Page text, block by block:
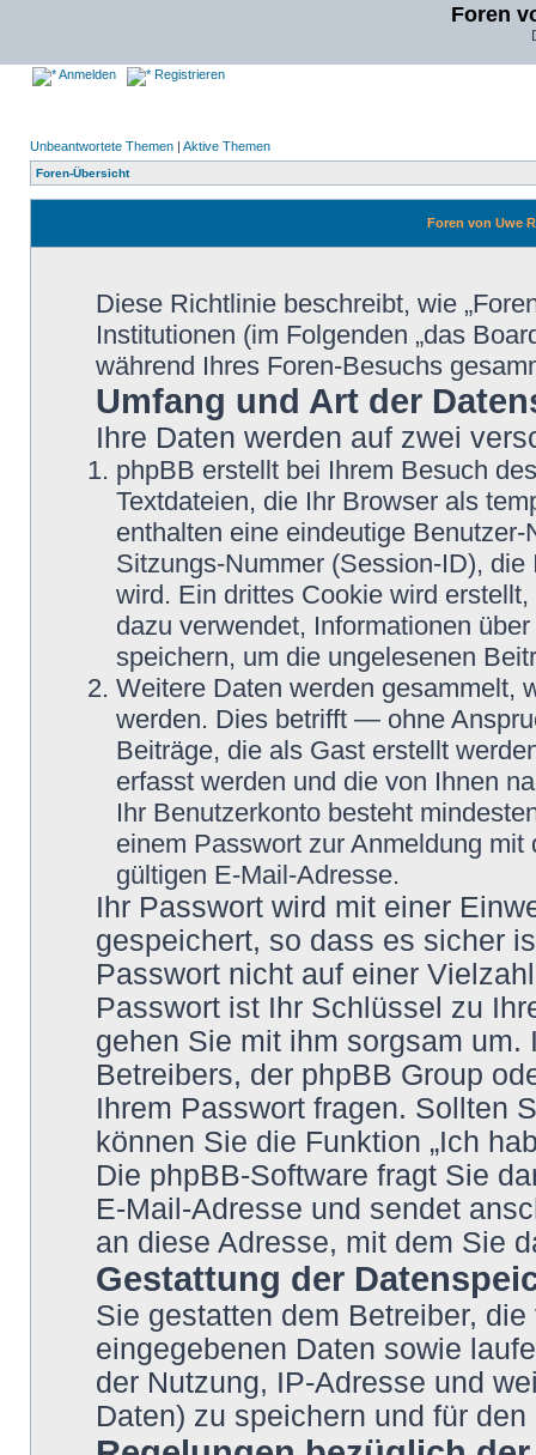
Foren
Anmelden Registrieren
Unbeantwortete Themen | Aktive Themen
Foren-Übersicht
Foren von Uwe
Diese Richtlinie beschreibt, wie
Institutionen (im Folgenden „das
während Ihres Foren-Besuchs
Umfang und Art der
Ihre Daten werden auf zwei
phpBB erstellt bei Ihrem Besuch
Textdateien, die Ihr Browser als
enthalten eine eindeutige
Sitzungs-Nummer (Session-ID),
wird. Ein drittes Cookie wird
dazu verwendet, Informationen
speichern, um die ungelesenen
Weitere Daten werden gesammelt,
werden. Dies betrifft — ohne
Beiträge, die als Gast erstellt
erfasst werden und die von Ihnen
Ihr Benutzerkonto besteht
einem Passwort zur Anmeldung
gültigen E-Mail-Adresse.
Ihr Passwort wird mit einer
gespeichert, so dass es sicher
Passwort nicht auf einer
Passwort ist Ihr Schlüssel zu
gehen Sie mit ihm sorgsam
Betreibers, der phpBB Group
Ihrem Passwort fragen. Sollten
können Sie die Funktion „Ich
Die phpBB-Software fragt Sie
E-Mail-Adresse und sendet
an diese Adresse, mit dem Sie
Gestattung der
Sie gestatten dem Betreiber,
eingegebenen Daten sowie
der Nutzung, IP-Adresse und
Daten) zu speichern und für